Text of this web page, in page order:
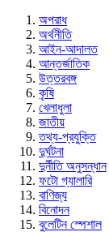
অপরাধ
অর্থনীতি
আইন-আদালত
আন্তর্জাতিক
উত্তরবঙ্গ
কৃষি
খেলাধুলা
জাতীয়
তথ্য-প্রযুক্তি
দুর্ঘটনা
দুর্নীতি অনুসন্ধান
ফটো গ্যালারি
বাণিজ্য
বিনোদন
বুলেটিন স্পেশাল